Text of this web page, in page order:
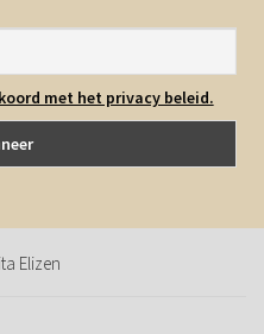
met het privacy beleid.
Elizen